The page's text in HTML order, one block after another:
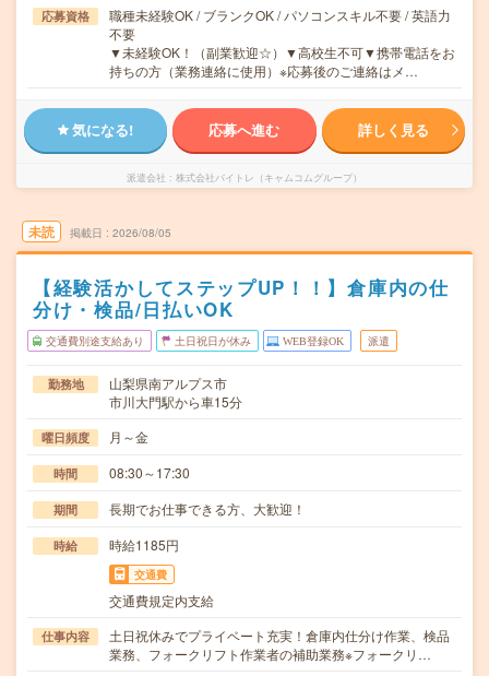
応募資格
職種未経験OK / ブランクOK / パソコンスキル不要 / 英語力
不要
▼未経験OK！（副業歓迎☆）▼高校生不可▼携帯電話をお
持ちの方（業務連絡に使用）※応募後のご連絡はメ…
気になる! 応募へ進む 詳しく見る
派遣会社 株式会社バイトレ（キャムコムグループ）
未読 掲載日 2026/08/05
【経験活かしてステップUP！！】倉庫内の仕
分け・検品/日払いOK
交通費別途支給あり 土日祝日が休み WEB登録OK 派遣
勤務地
山梨県南アルプス市
市川大門駅から車15分
曜日頻度 月～金
時間 08:30～17:30
期間 長期でお仕事できる方、大歓迎！
時給 時給1185円
交通費
交通費規定内支給
仕事内容
土日祝休みでプライベート充実！倉庫内仕分け作業、検品
業務、フォークリフト作業者の補助業務※フォークリ…